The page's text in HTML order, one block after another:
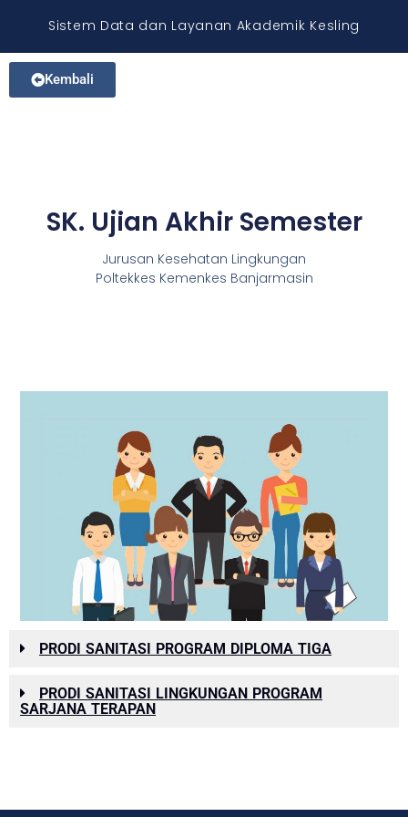
Sistem Data dan Layanan Akademik Kesling
Kembali
SK. Ujian Akhir Semester
Jurusan Kesehatan Lingkungan
Poltekkes Kemenkes Banjarmasin
PRODI SANITASI PROGRAM DIPLOMA TIGA
PRODI SANITASI LINGKUNGAN PROGRAM
SARJANA TERAPAN